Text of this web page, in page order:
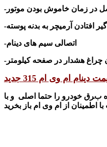
در زمان خاموش بودن موتور
-گیر افتادن آرمیچر به بدنه پوسته
-اتصالی سیم های دینام
هشدار در صفحه کیلومتر
تولید کننده برق خودرو را حتما اصلی و با